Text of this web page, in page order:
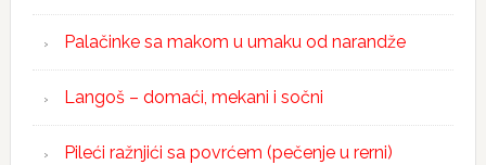
Palačinke sa makom u umaku od narandže
Langoš – domaći, mekani i sočni
Pileći ražnjići sa povrćem (pečenje u rerni)